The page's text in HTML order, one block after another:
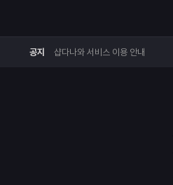
공지 샵다나와 서비스 이용 안내